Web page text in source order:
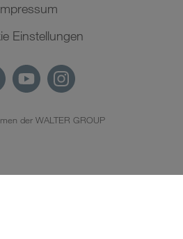
Einstellungen
der WALTER GROUP